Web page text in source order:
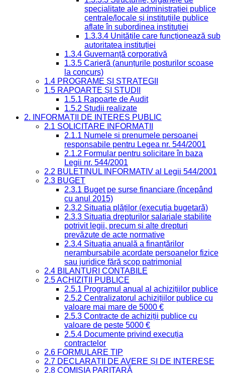
specialitate ale administrației publice
centrale/locale și instituțiile publice
aflate în subordinea instituției
1.3.3.4 Unitățile care funcționează sub
autoritatea instituției
1.3.4 Guvernanță corporativă
1.3.5 Carieră (anunțurile posturilor scoase
la concurs)
1.4 PROGRAME ȘI STRATEGII
1.5 RAPOARTE ȘI STUDII
1.5.1 Rapoarte de Audit
1.5.2 Studii realizate
2. INFORMAȚII DE INTERES PUBLIC
2.1 SOLICITARE INFORMAȚII
2.1.1 Numele și prenumele persoanei
responsabile pentru Legea nr. 544/2001
2.1.2 Formular pentru solicitare în baza
Legii nr. 544/2001
2.2 BULETINUL INFORMATIV al Legii 544/2001
2.3 BUGET
2.3.1 Buget pe surse financiare (începând
cu anul 2015)
2.3.2 Situația plăților (execuția bugetară)
2.3.3 Situația drepturilor salariale stabilite
potrivit legii, precum și alte drepturi
prevăzute de acte normative
2.3.4 Situația anuală a finanțărilor
nerambursabile acordate persoanelor fizice
sau juridice fără scop patrimonial
2.4 BILANȚURI CONTABILE
2.5 ACHIZIȚII PUBLICE
2.5.1 Programul anual al achizițiilor publice
2.5.2 Centralizatorul achizițiilor publice cu
valoare mai mare de 5000 €
2.5.3 Contracte de achiziții publice cu
valoare de peste 5000 €
2.5.4 Documente privind execuția
contractelor
2.6 FORMULARE TIP
2.7 DECLARAȚII DE AVERE ȘI DE INTERESE
2.8 COMISIA PARITARĂ